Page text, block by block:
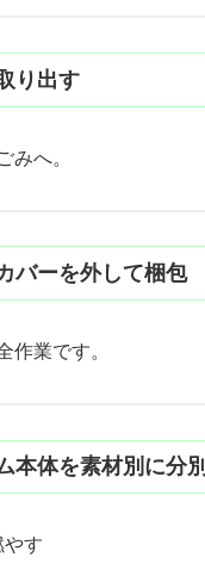
り出す
みへ。
バーを外して梱包
作業です。
本体を素材別に分別
す